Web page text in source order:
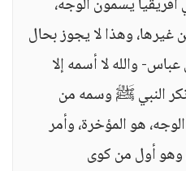
يسمون الوجه،
غيرها، وهذا لا يجوز بحال
والله لا أسمه إلا
النبي ﷺ وسمه من
هو المؤخرة، وأمر
وهو أول من كوى